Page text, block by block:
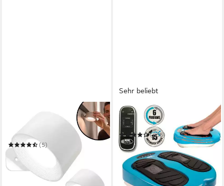
LED Wandleuchte Vigilamp
Pod
(5)
ab 29,99 € UVP 39,99 €
-25%
in 3-4 Werktagen bei dir
Sehr beliebt
GYMFORM®
Fußmassagegerät Leg Action
(256)
ab 99,00 € UVP 129,99 €
-24%
in 3-4 Werktagen bei dir